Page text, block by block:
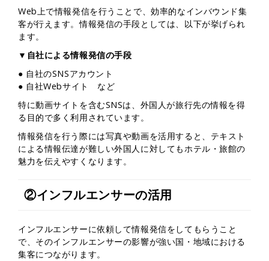
Web上で情報発信を行うことで、効率的なインバウンド集
客が行えます。情報発信の手段としては、以下が挙げられ
ます。
▼自社による情報発信の手段
● 自社のSNSアカウント
● 自社Webサイト など
特に動画サイトを含むSNSは、外国人が旅行先の情報を得
る目的で多く利用されています。
情報発信を行う際には写真や動画を活用すると、テキスト
による情報伝達が難しい外国人に対してもホテル・旅館の
魅力を伝えやすくなります。
②インフルエンサーの活用
インフルエンサーに依頼して情報発信をしてもらうこと
で、そのインフルエンサーの影響が強い国・地域における
集客につながります。